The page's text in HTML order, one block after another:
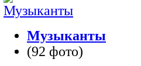
Музыканты
(92 фото)